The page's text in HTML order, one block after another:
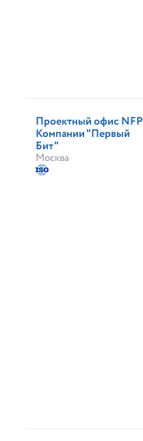
Проектный офис NFP
Компании "Первый
Бит"
Москва